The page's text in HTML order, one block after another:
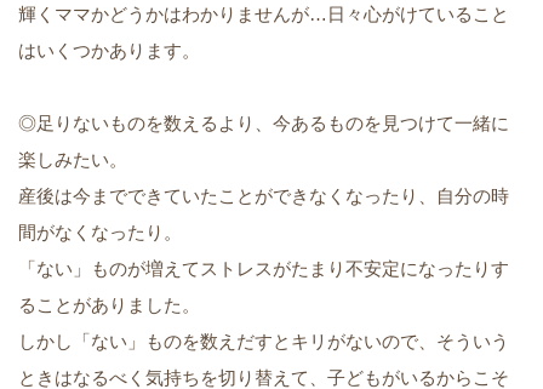
輝くママかどうかはわかりませんが…日々心がけていること
はいくつかあります。
◎足りないものを数えるより、今あるものを見つけて一緒に
楽しみたい。
産後は今までできていたことができなくなったり、自分の時
間がなくなったり。
「ない」ものが増えてストレスがたまり不安定になったりす
ることがありました。
しかし「ない」ものを数えだすとキリがないので、そういう
ときはなるべく気持ちを切り替えて、子どもがいるからこそ